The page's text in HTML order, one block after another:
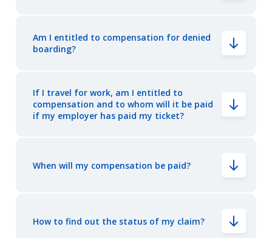
Am I entitled to compensation for denied
boarding?
If I travel for work, am I entitled to
compensation and to whom will it be paid
if my employer has paid my ticket?
When will my compensation be paid?
How to find out the status of my claim?